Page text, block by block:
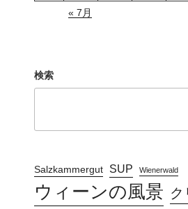
« 7月
検索
Salzkammergut SUP Wienerwald
ウィーンの風景 ク